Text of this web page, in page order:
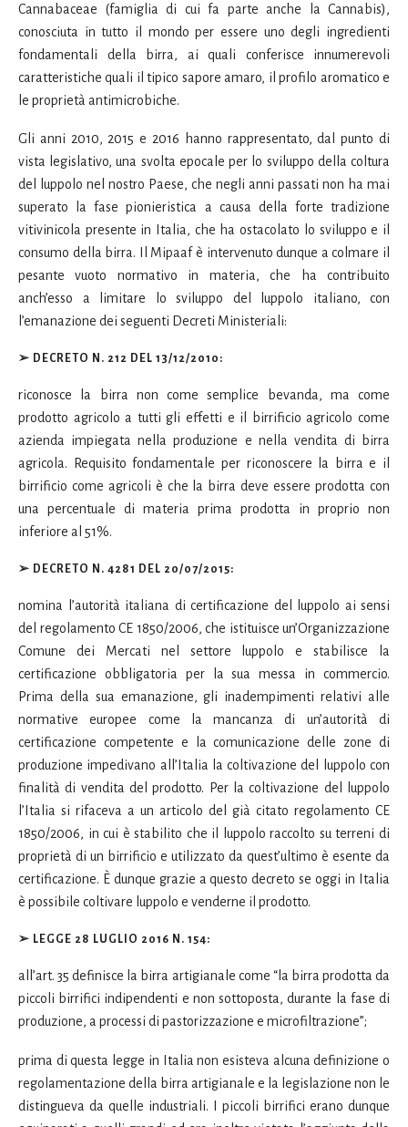
Cannabaceae (famiglia di cui fa parte anche la Cannabis),
conosciuta in tutto il mondo per essere uno degli ingredienti
fondamentali della birra, ai quali conferisce innumerevoli
caratteristiche quali il tipico sapore amaro, il profilo aromatico e
le proprietà antimicrobiche.
Gli anni 2010, 2015 e 2016 hanno rappresentato, dal punto di
vista legislativo, una svolta epocale per lo sviluppo della coltura
del luppolo nel nostro Paese, che negli anni passati non ha mai
superato la fase pionieristica a causa della forte tradizione
vitivinicola presente in Italia, che ha ostacolato lo sviluppo e il
consumo della birra. Il Mipaaf è intervenuto dunque a colmare il
pesante vuoto normativo in materia, che ha contribuito
anch’esso a limitare lo sviluppo del luppolo italiano, con
l’emanazione dei seguenti Decreti Ministeriali:
➢ DECRETO N. 212 DEL 13/12/2010 :
riconosce la birra non come semplice bevanda, ma come
prodotto agricolo a tutti gli effetti e il birrificio agricolo come
azienda impiegata nella produzione e nella vendita di birra
agricola. Requisito fondamentale per riconoscere la birra e il
birrificio come agricoli è che la birra deve essere prodotta con
una percentuale di materia prima prodotta in proprio non
inferiore al 51%.
➢ DECRETO N. 4281 DEL 20/07/2015:
nomina l’autorità italiana di certificazione del luppolo ai sensi
del regolamento CE 1850/2006, che istituisce un’Organizzazione
Comune dei Mercati nel settore luppolo e stabilisce la
certificazione obbligatoria per la sua messa in commercio.
Prima della sua emanazione, gli inadempimenti relativi alle
normative europee come la mancanza di un’autorità di
certificazione competente e la comunicazione delle zone di
produzione impedivano all’Italia la coltivazione del luppolo con
finalità di vendita del prodotto. Per la coltivazione del luppolo
l’Italia si rifaceva a un articolo del già citato regolamento CE
1850/2006, in cui è stabilito che il luppolo raccolto su terreni di
proprietà di un birrificio e utilizzato da quest’ultimo è esente da
certificazione. È dunque grazie a questo decreto se oggi in Italia
è possibile coltivare luppolo e venderne il prodotto.
➢ LEGGE 28 LUGLIO 2016 N. 154:
all’art. 35 definisce la birra artigianale come “la birra prodotta da
piccoli birrifici indipendenti e non sottoposta, durante la fase di
produzione, a processi di pastorizzazione e microfiltrazione”;
prima di questa legge in Italia non esisteva alcuna definizione o
regolamentazione della birra artigianale e la legislazione non le
distingueva da quelle industriali. I piccoli birrifici erano dunque